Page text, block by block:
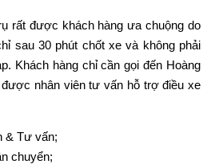
rất được khách hàng ưa chuộng do
sau 30 phút chốt xe và không phải
Khách hàng chỉ cần gọi đến Hoàng
nhân viên tư vấn hỗ trợ điều xe
& Tư vấn;
chuyển;